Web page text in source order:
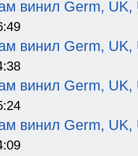
винил Germ, UK,
винил Germ, UK,
винил Germ, UK,
винил Germ, UK,